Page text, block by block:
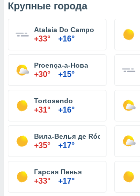
Крупные города
Atalaia Do Campo
+33° +16°
Proença-а-Нова
+30° +15°
Tortosendo
+31° +16°
Вила-Велья де Ródão
+35° +17°
Гарсия Пенья
+33° +17°